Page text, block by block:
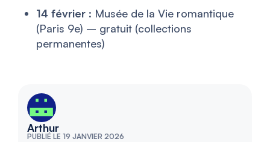
14 février : Musée de la Vie romantique
(Paris 9e) – gratuit (collections
permanentes)
Arthur
PUBLIÉ LE 19 JANVIER 2026